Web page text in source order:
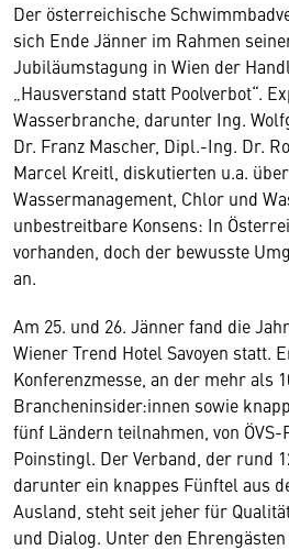
­Der österreichische
sich Ende Jänner im Rahmen
Jubiläumstagung in Wien der
„Hausverstand statt Poolverbot“.
Wasserbranche, darunter Ing.
Dr. Franz Mascher, Dipl.-Ing. Dr.
Marcel Kreitl, diskutierten u.a.
Wassermanagement, Chlor und
unbestreitbare Konsens: In
vorhanden, doch der bewusste
an.
Am 25. und 26. Jänner fand die
Wiener Trend Hotel Savoyen statt.
Konferenzmesse, an der mehr als
Brancheninsider:innen sowie
fünf Ländern teilnahmen, von
Poinstingl. Der Verband, der rund
darunter ein knappes Fünftel aus
Ausland, steht seit jeher für
und Dialog. Unter den